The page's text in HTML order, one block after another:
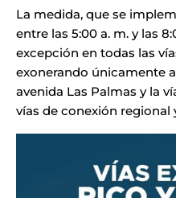
La medida, que se
entre las 5:00 a. m. y las
excepción en todas las
exonerando únicamente
avenida Las Palmas y la
vías de conexión regional